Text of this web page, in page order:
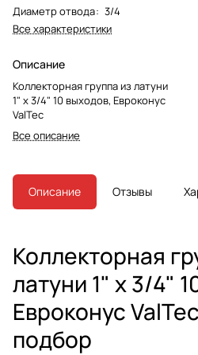
Диаметр отвода: 3/4
Все характеристики
Описание
Коллекторная группа из латуни
1" х 3/4" 10 выходов, Евроконус
ValTec
Все описание
Описание Отзывы
Коллекторная
латуни 1" х 3/4"
Евроконус
подбор